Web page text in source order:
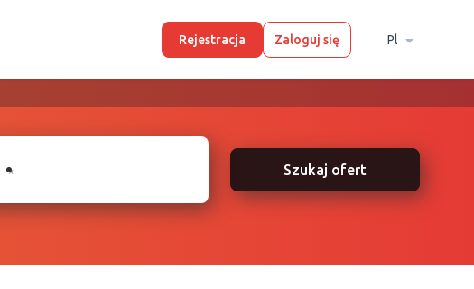
Rejestracja Zaloguj się Pl
× Szukaj ofert